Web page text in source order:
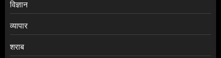
विज्ञान
व्यापार
शराब